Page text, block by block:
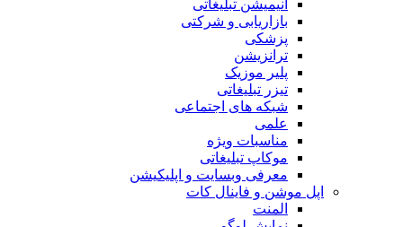
انیمیشن تبلیغاتی
بازاریابی و شرکتی
پزشکی
ترانزیشن
پلیر موزیک
تیزر تبلیغاتی
شبکه های اجتماعی
علمی
مناسبات ویژه
موکاپ تبلیغاتی
معرفی وبسایت و اپلیکیشن
اپل موشن و فاینال کات
المنت